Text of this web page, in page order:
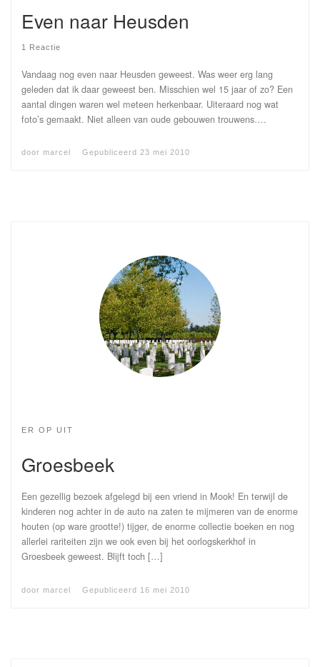
Even naar Heusden
1 Reactie
Vandaag nog even naar Heusden geweest. Was weer erg lang
geleden dat ik daar geweest ben. Misschien wel 15 jaar of zo? Een
aantal dingen waren wel meteen herkenbaar. Uiteraard nog wat
foto’s gemaakt. Niet alleen van oude gebouwen trouwens….
door marcel Gepubliceerd 23 mei 2010
ER OP UIT
Groesbeek
Een gezellig bezoek afgelegd bij een vriend in Mook! En terwijl de
kinderen nog achter in de auto na zaten te mijmeren van de enorme
houten (op ware grootte!) tijger, de enorme collectie boeken en nog
allerlei rariteiten zijn we ook even bij het oorlogskerkhof in
Groesbeek geweest. Blijft toch […]
door marcel Gepubliceerd 16 mei 2010